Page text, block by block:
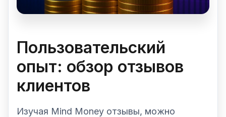
Пользовательский
опыт: обзор отзывов
клиентов
Изучая Mind Money отзывы, можно